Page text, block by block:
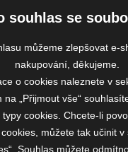
souhlas se
můžeme zlepšovat e-
nakupování, děkujeme.
o cookies naleznete v
na „Přijmout vše“
cookies. Chcete-li
můžete tak učinit v
Souhlas můžete